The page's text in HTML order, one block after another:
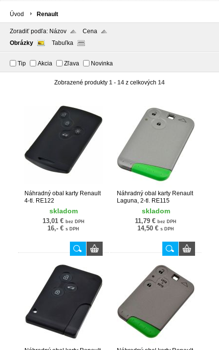
Úvod Renault
Zoradiť podľa: Názov
Cena
Obrázky
Tabuľka
Tip Akcia Zľava Novinka
Zobrazené produkty 1 - 14 z celkových 14
Náhradný obal karty Renault
4-tl. RE122
skladom
13,01 € bez DPH
16,- € s DPH
Náhradný obal karty Renault
Laguna, 2-tl. RE115
skladom
11,79 € bez DPH
14,50 € s DPH